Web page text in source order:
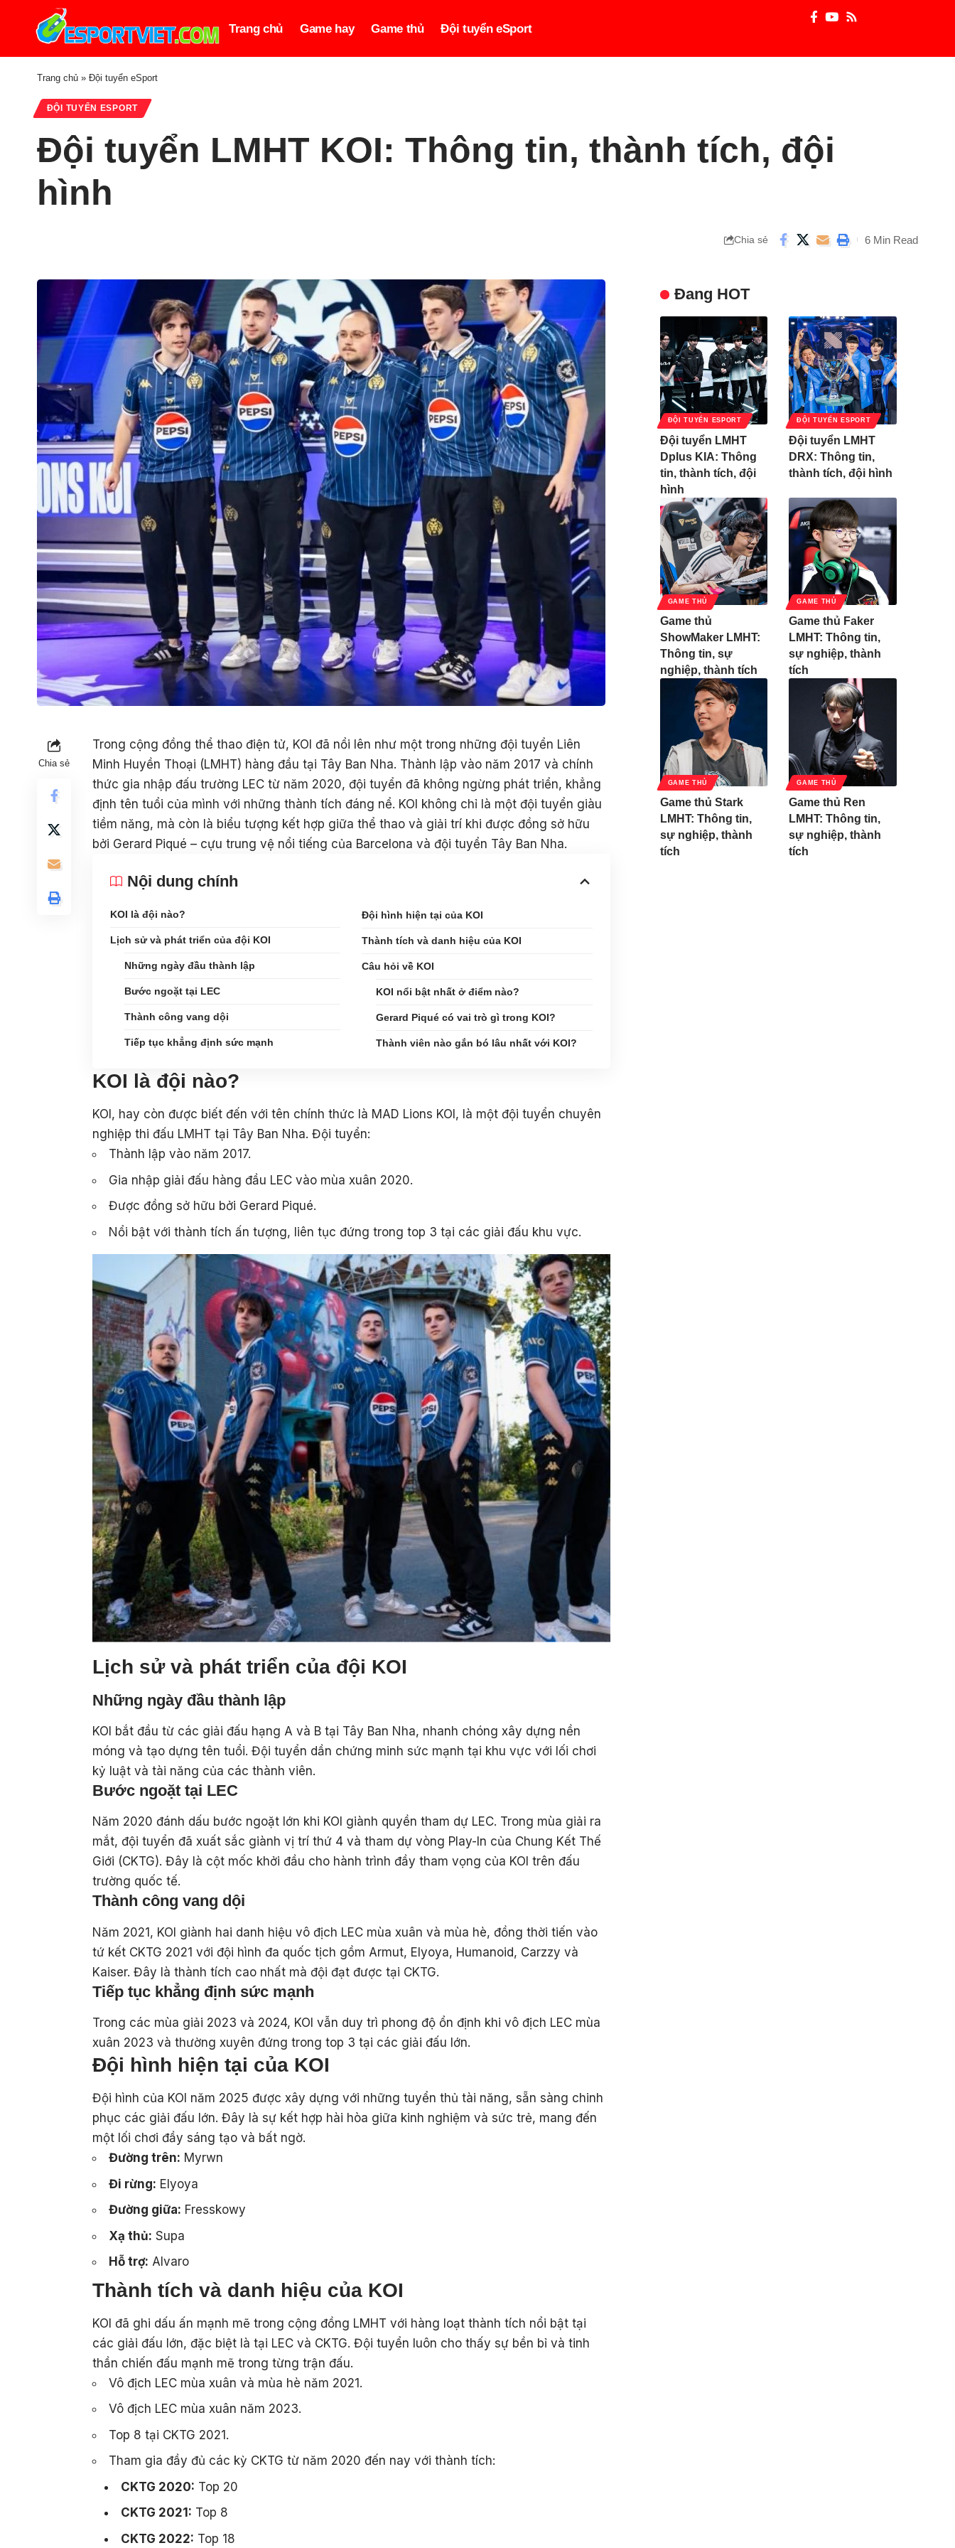
Trang chủ Game hay Game thủ Đội tuyển eSport
Trang chủ » Đội tuyển eSport
ĐỘI TUYỂN ESPORT
Đội tuyển LMHT KOI: Thông tin, thành tích, đội
hình
Chia sẻ 6 Min Read
Chia sẻ
Trong cộng đồng thể thao điện tử, KOI đã nổi lên như một trong những đội tuyển Liên
Minh Huyền Thoại (LMHT) hàng đầu tại Tây Ban Nha. Thành lập vào năm 2017 và chính
thức gia nhập đấu trường LEC từ năm 2020, đội tuyển đã không ngừng phát triển, khẳng
định tên tuổi của mình với những thành tích đáng nể. KOI không chỉ là một đội tuyển giàu
tiềm năng, mà còn là biểu tượng kết hợp giữa thể thao và giải trí khi được đồng sở hữu
bởi Gerard Piqué – cựu trung vệ nổi tiếng của Barcelona và đội tuyển Tây Ban Nha.
Nội dung chính
KOI là đội nào?
Lịch sử và phát triển của đội KOI
Những ngày đầu thành lập
Bước ngoặt tại LEC
Thành công vang dội
Tiếp tục khẳng định sức mạnh
Đội hình hiện tại của KOI
Thành tích và danh hiệu của KOI
Câu hỏi về KOI
KOI nổi bật nhất ở điểm nào?
Gerard Piqué có vai trò gì trong KOI?
Thành viên nào gắn bó lâu nhất với KOI?
KOI là đội nào?
KOI, hay còn được biết đến với tên chính thức là MAD Lions KOI, là một đội tuyển chuyên
nghiệp thi đấu LMHT tại Tây Ban Nha. Đội tuyển:
Thành lập vào năm 2017.
Gia nhập giải đấu hàng đầu LEC vào mùa xuân 2020.
Được đồng sở hữu bởi Gerard Piqué.
Nổi bật với thành tích ấn tượng, liên tục đứng trong top 3 tại các giải đấu khu vực.
Lịch sử và phát triển của đội KOI
Những ngày đầu thành lập
KOI bắt đầu từ các giải đấu hạng A và B tại Tây Ban Nha, nhanh chóng xây dựng nền
móng và tạo dựng tên tuổi. Đội tuyển dần chứng minh sức mạnh tại khu vực với lối chơi
kỷ luật và tài năng của các thành viên.
Bước ngoặt tại LEC
Năm 2020 đánh dấu bước ngoặt lớn khi KOI giành quyền tham dự LEC. Trong mùa giải ra
mắt, đội tuyển đã xuất sắc giành vị trí thứ 4 và tham dự vòng Play-In của Chung Kết Thế
Giới (CKTG). Đây là cột mốc khởi đầu cho hành trình đầy tham vọng của KOI trên đấu
trường quốc tế.
Thành công vang dội
Năm 2021, KOI giành hai danh hiệu vô địch LEC mùa xuân và mùa hè, đồng thời tiến vào
tứ kết CKTG 2021 với đội hình đa quốc tịch gồm Armut, Elyoya, Humanoid, Carzzy và
Kaiser. Đây là thành tích cao nhất mà đội đạt được tại CKTG.
Tiếp tục khẳng định sức mạnh
Trong các mùa giải 2023 và 2024, KOI vẫn duy trì phong độ ổn định khi vô địch LEC mùa
xuân 2023 và thường xuyên đứng trong top 3 tại các giải đấu lớn.
Đội hình hiện tại của KOI
Đội hình của KOI năm 2025 được xây dựng với những tuyển thủ tài năng, sẵn sàng chinh
phục các giải đấu lớn. Đây là sự kết hợp hài hòa giữa kinh nghiệm và sức trẻ, mang đến
một lối chơi đầy sáng tạo và bất ngờ.
Đường trên: Myrwn
Đi rừng: Elyoya
Đường giữa: Fresskowy
Xạ thủ: Supa
Hỗ trợ: Alvaro
Thành tích và danh hiệu của KOI
KOI đã ghi dấu ấn mạnh mẽ trong cộng đồng LMHT với hàng loạt thành tích nổi bật tại
các giải đấu lớn, đặc biệt là tại LEC và CKTG. Đội tuyển luôn cho thấy sự bền bỉ và tinh
thần chiến đấu mạnh mẽ trong từng trận đấu.
Vô địch LEC mùa xuân và mùa hè năm 2021.
Vô địch LEC mùa xuân năm 2023.
Top 8 tại CKTG 2021.
Tham gia đầy đủ các kỳ CKTG từ năm 2020 đến nay với thành tích:
CKTG 2020: Top 20
CKTG 2021: Top 8
CKTG 2022: Top 18
Đang HOT
ĐỘI TUYỂN ESPORT
Đội tuyển LMHT
Dplus KIA: Thông
tin, thành tích, đội
hình
ĐỘI TUYỂN ESPORT
Đội tuyển LMHT
DRX: Thông tin,
thành tích, đội hình
GAME THỦ
Game thủ
ShowMaker LMHT:
Thông tin, sự
nghiệp, thành tích
GAME THỦ
Game thủ Faker
LMHT: Thông tin,
sự nghiệp, thành
tích
GAME THỦ
Game thủ Stark
LMHT: Thông tin,
sự nghiệp, thành
tích
GAME THỦ
Game thủ Ren
LMHT: Thông tin,
sự nghiệp, thành
tích